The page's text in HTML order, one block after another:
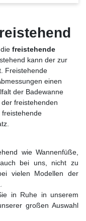
freistehende
kann der zur
Freistehende
einen
der Badewanne
freistehenden
freistehende
wie Wannenfüße,
bei uns, nicht zu
vielen Modellen der
in Ruhe in unserem
großen Auswahl